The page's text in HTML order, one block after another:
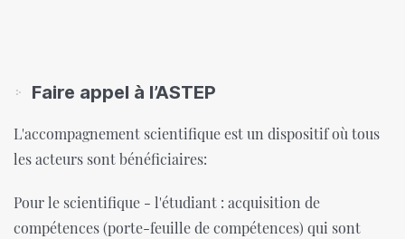
Faire appel à l’ASTEP
L'accompagnement scientifique est un dispositif où tous
les acteurs sont bénéficiaires:
Pour le scientifique - l'étudiant : acquisition de
compétences (porte-feuille de compétences) qui sont